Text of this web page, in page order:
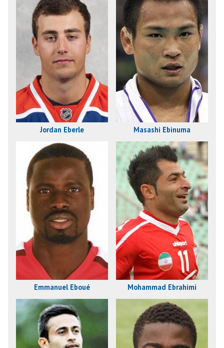
Jordan Eberle Masashi Ebinuma
Emmanuel Eboué Mohammad Ebrahimi